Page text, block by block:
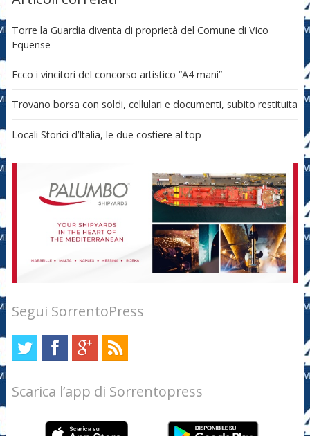
Torre la Guardia diventa di proprietà del Comune di Vico
Equense
Ecco i vincitori del concorso artistico “A4 mani”
Trovano borsa con soldi, cellulari e documenti, subito restituita
Locali Storici d’Italia, le due costiere al top
Segui SorrentoPress
Scarica l’app di Sorrentopress